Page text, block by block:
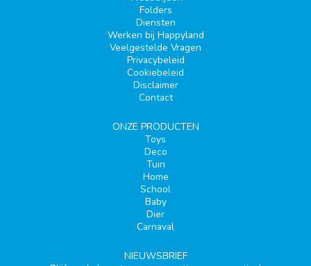
Folders
Diensten
Werken bij Happyland
Veelgestelde Vragen
Privacybeleid
Cookiebeleid
Disclaimer
Contact
ONZE PRODUCTEN
Toys
Deco
Tuin
Home
School
Baby
Dier
Carnaval
NIEUWSBRIEF